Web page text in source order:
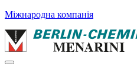
Міжнародна компанія